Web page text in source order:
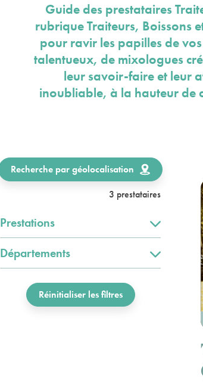
Guide des prestataires
rubrique Traiteurs, Boissons
pour ravir les papilles de
talentueux, de mixologues
leur savoir-faire et leur
inoubliable, à la hauteur de
Recherche par géolocalisation
3 prestataires
Prestations
Départements
Réinitialiser les filtres